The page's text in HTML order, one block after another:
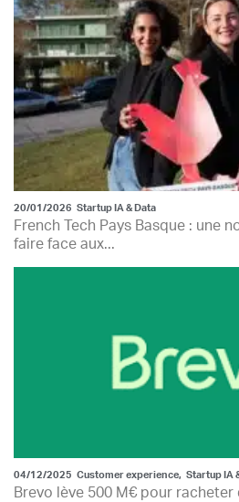
20/01/2026 Startup IA & Data
French Tech Pays Basque : une
faire face aux...
04/12/2025 Customer experience, Startup IA
Brevo lève 500 M€ pour racheter